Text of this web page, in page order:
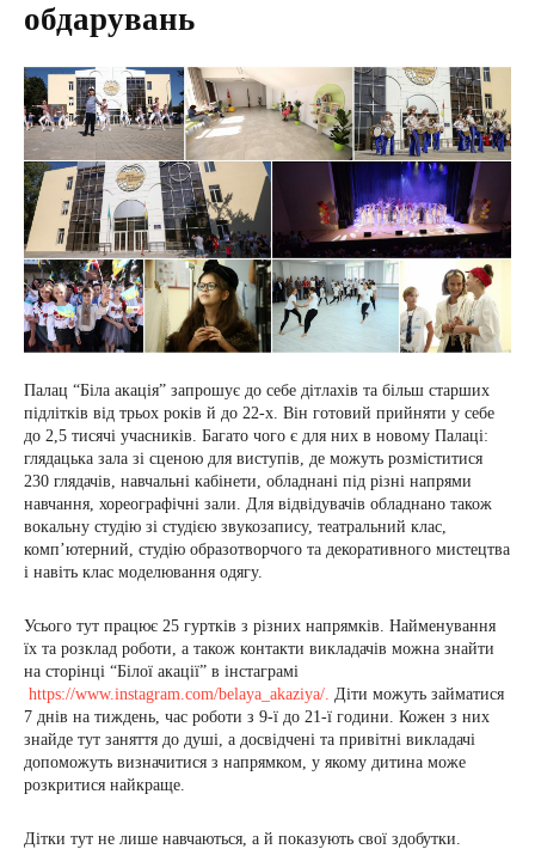
обдарувань
Палац “Біла акація” запрошує до себе дітлахів та більш старших
підлітків від трьох років й до 22-х. Він готовий прийняти у себе
до 2,5 тисячі учасників. Багато чого є для них в новому Палаці:
глядацька зала зі сценою для виступів, де можуть розміститися
230 глядачів, навчальні кабінети, обладнані під різні напрями
навчання, хореографічні зали. Для відвідувачів обладнано також
вокальну студію зі студією звукозапису, театральний клас,
комп’ютерний, студію образотворчого та декоративного мистецтва
і навіть клас моделювання одягу.
Усього тут працює 25 гуртків з різних напрямків. Найменування
їх та розклад роботи, а також контакти викладачів можна знайти
на сторінці “Білої акації” в інстаграмі
https://www.instagram.com/belaya_akaziya/. Діти можуть займатися
7 днів на тиждень, час роботи з 9-ї до 21-ї години. Кожен з них
знайде тут заняття до душі, а досвідчені та привітні викладачі
допоможуть визначитися з напрямком, у якому дитина може
розкритися найкраще.
Дітки тут не лише навчаються, а й показують свої здобутки.